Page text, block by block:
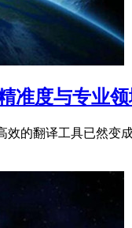
准度与专业
的翻译工具已然